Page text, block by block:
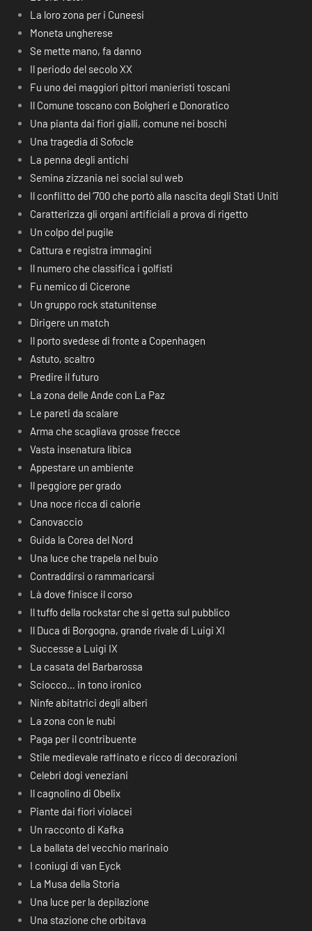
La loro zona per i Cuneesi
Moneta ungherese
Se mette mano, fa danno
Il periodo del secolo XX
Fu uno dei maggiori pittori manieristi toscani
Il Comune toscano con Bolgheri e Donoratico
Una pianta dai fiori gialli, comune nei boschi
Una tragedia di Sofocle
La penna degli antichi
Semina zizzania nei social sul web
Il conflitto del ‘700 che portò alla nascita degli Stati Uniti
Caratterizza gli organi artificiali a prova di rigetto
Un colpo del pugile
Cattura e registra immagini
Il numero che classifica i golfisti
Fu nemico di Cicerone
Un gruppo rock statunitense
Dirigere un match
Il porto svedese di fronte a Copenhagen
Astuto, scaltro
Predire il futuro
La zona delle Ande con La Paz
Le pareti da scalare
Arma che scagliava grosse frecce
Vasta insenatura libica
Appestare un ambiente
Il peggiore per grado
Una noce ricca di calorie
Canovaccio
Guida la Corea del Nord
Una luce che trapela nel buio
Contraddirsi o rammaricarsi
Là dove finisce il corso
Il tuffo della rockstar che si getta sul pubblico
Il Duca di Borgogna, grande rivale di Luigi XI
Successe a Luigi IX
La casata del Barbarossa
Sciocco… in tono ironico
Ninfe abitatrici degli alberi
La zona con le nubi
Paga per il contribuente
Stile medievale raffinato e ricco di decorazioni
Celebri dogi veneziani
Il cagnolino di Obelix
Piante dai fiori violacei
Un racconto di Kafka
La ballata del vecchio marinaio
I coniugi di van Eyck
La Musa della Storia
Una luce per la depilazione
Una stazione che orbitava